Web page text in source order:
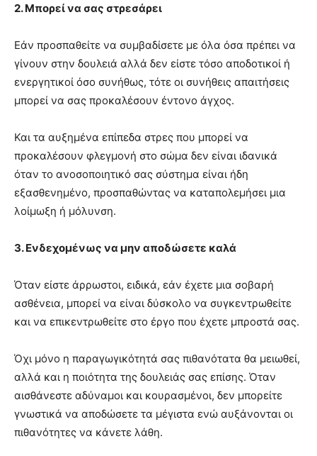
2. Μπορεί να σας στρεσάρει
Εάν προσπαθείτε να συμβαδίσετε με όλα όσα πρέπει να
γίνουν στην δουλειά αλλά δεν είστε τόσο αποδοτικοί ή
ενεργητικοί όσο συνήθως, τότε οι συνήθεις απαιτήσεις
μπορεί να σας προκαλέσουν έντονο άγχος.
Και τα αυξημένα επίπεδα στρες που μπορεί να
προκαλέσουν φλεγμονή στο σώμα δεν είναι ιδανικά
όταν το ανοσοποιητικό σας σύστημα είναι ήδη
εξασθενημένο, προσπαθώντας να καταπολεμήσει μια
λοίμωξη ή μόλυνση.
3. Ενδεχομένως να μην αποδώσετε καλά
Όταν είστε άρρωστοι, ειδικά, εάν έχετε μια σοβαρή
ασθένεια, μπορεί να είναι δύσκολο να συγκεντρωθείτε
και να επικεντρωθείτε στο έργο που έχετε μπροστά σας.
Όχι μόνο η παραγωγικότητά σας πιθανότατα θα μειωθεί,
αλλά και η ποιότητα της δουλειάς σας επίσης. Όταν
αισθάνεστε αδύναμοι και κουρασμένοι, δεν μπορείτε
γνωστικά να αποδώσετε τα μέγιστα ενώ αυξάνονται οι
πιθανότητες να κάνετε λάθη.